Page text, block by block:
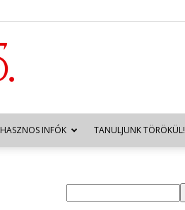
HASZNOS INFÓK TANULJUNK TÖRÖKÜL!